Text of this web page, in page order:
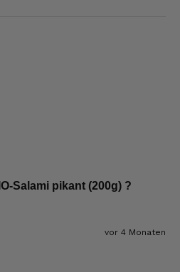
Salami pikant (200g) ?
vor 4 Monaten